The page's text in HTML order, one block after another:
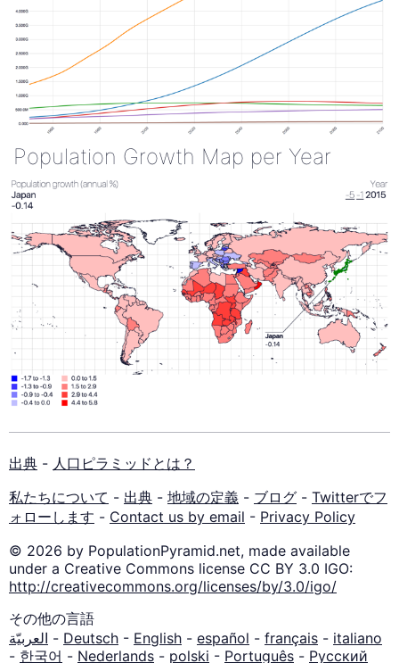
Population Growth Map per Year
出典 - 人口ピラミッドとは？
私たちについて - 出典 - 地域の定義 - ブログ - Twitterでフ
ォローします - Contact us by email - Privacy Policy
© 2026 by PopulationPyramid.net, made available
under a Creative Commons license CC BY 3.0 IGO:
http://creativecommons.org/licenses/by/3.0/igo/
その他の言語
العربيّة - Deutsch - English - español - français - italiano
- 한국어 - Nederlands - polski - Português - Русский